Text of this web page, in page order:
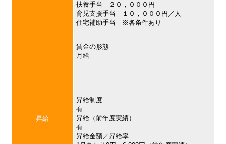
扶養手当 ２０，０００円
育児支援手当 １０，０００円／人
住宅補助手当 ※各条件あり
賃金の形態
月給
昇給
昇給制度
有
昇給（前年度実績）
有
昇給金額／昇給率